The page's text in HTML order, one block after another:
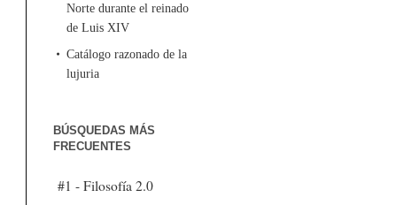
Norte durante el reinado
de Luis XIV
Catálogo razonado de la
lujuria
BÚSQUEDAS MÁS
FRECUENTES
#1 - Filosofía 2.0